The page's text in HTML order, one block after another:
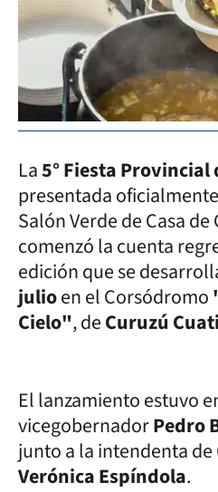
La5° Fiesta Provincial
presentada
Salón Verde de Casa
comenzó la cuenta
edición que se
julioen el Corsódromo
Cielo", deCuruzú
El lanzamiento estuvo
vicegobernadorPedro
junto a la intendenta de
Verónica Espíndola.